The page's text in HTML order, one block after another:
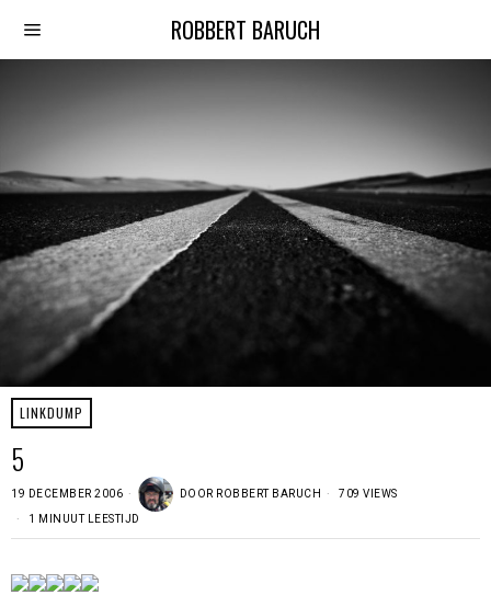
ROBBERT BARUCH
LINKDUMP
5
19 DECEMBER 2006 DOOR ROBBERT BARUCH 709 VIEWS
1 MINUUT LEESTIJD